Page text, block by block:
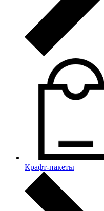
Крафт-пакеты